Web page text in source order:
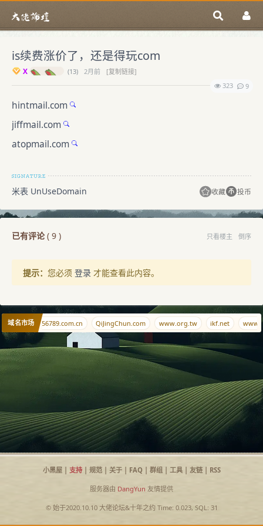
is续费涨价了，还是得玩com
X (13) 2月前
[复制链接]
323
9
hintmail.com
jiffmail.com
atopmail.com
米表 UnUseDomain 收藏 投币
已有评论( 9 ) 只看楼主 倒序
提示： 您必须 登录 才能查看此内容。
域名市场 456789.com.cn QiJingChun.com www.org.tw ikf.net
小黑屋| 支持| 规范| 关于| FAQ| 群组| 工具| 友链| RSS
服务器由 DangYun 友情提供
© 始于2020.10.10 大佬论坛&十年之约Time: 0.023, SQL: 31